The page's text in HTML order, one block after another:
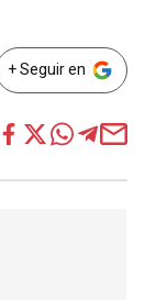
+ Seguir en